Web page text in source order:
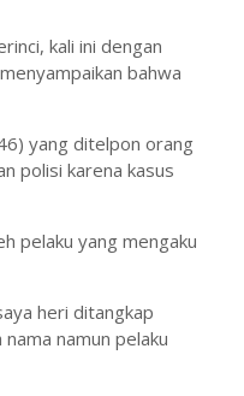
kali ini dengan
bahwa
yang ditelpon orang
polisi karena kasus
pelaku yang mengaku
heri ditangkap
namun pelaku